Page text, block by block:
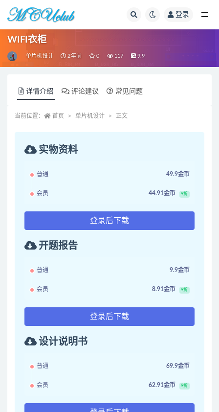
登录
WIFI衣柜
单片机设计 2年前 0 117 9.9
详情介绍 评论建议 常见问题
当前位置： 首页 单片机设计 正文
实物资料
普通 49.9金币
会员 44.91金币 9折
登录后下载
开题报告
普通 9.9金币
会员 8.91金币 9折
登录后下载
设计说明书
普通 69.9金币
会员 62.91金币 9折